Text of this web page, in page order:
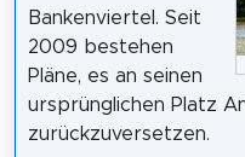
Bankenviertel. Seit
2009 bestehen
Pläne, es an seinen
ursprünglichen Platz
zurückzuversetzen.